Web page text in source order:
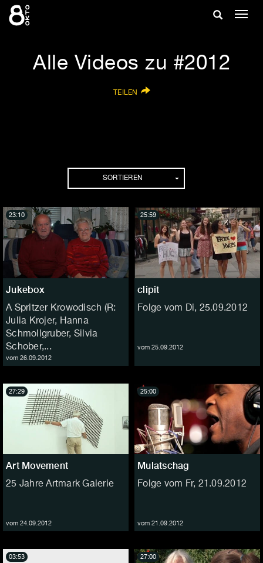
Zum
Inhalt
Suche
Alle Videos zu #2012
TEILEN
SORTIEREN
Jukebox
A Spritzer Krowodisch (R:
Julia Krojer, Hanna
Schmollgruber, Silvia
Schober,...
vom 26.09.2012
23:10
clipit
Folge vom Di, 25.09.2012
vom 25.09.2012
25:59
Art Movement
25 Jahre Artmark Galerie
vom 24.09.2012
27:29
Mulatschag
Folge vom Fr, 21.09.2012
vom 21.09.2012
25:00
03:53 27:00